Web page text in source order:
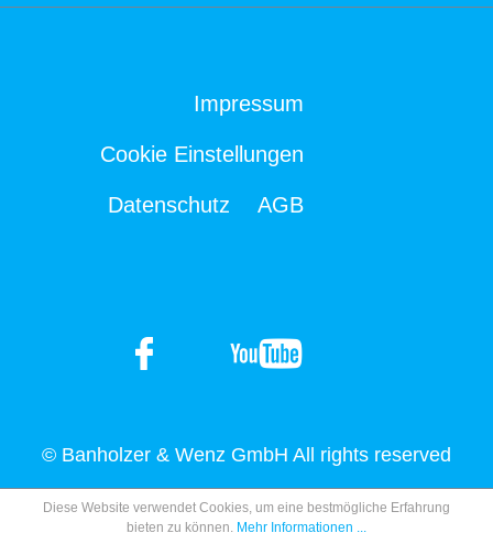
Impressum
Cookie Einstellungen
Datenschutz AGB
© Banholzer & Wenz GmbH All rights reserved
Diese Website verwendet Cookies, um eine bestmögliche Erfahrung
bieten zu können. Mehr Informationen ...